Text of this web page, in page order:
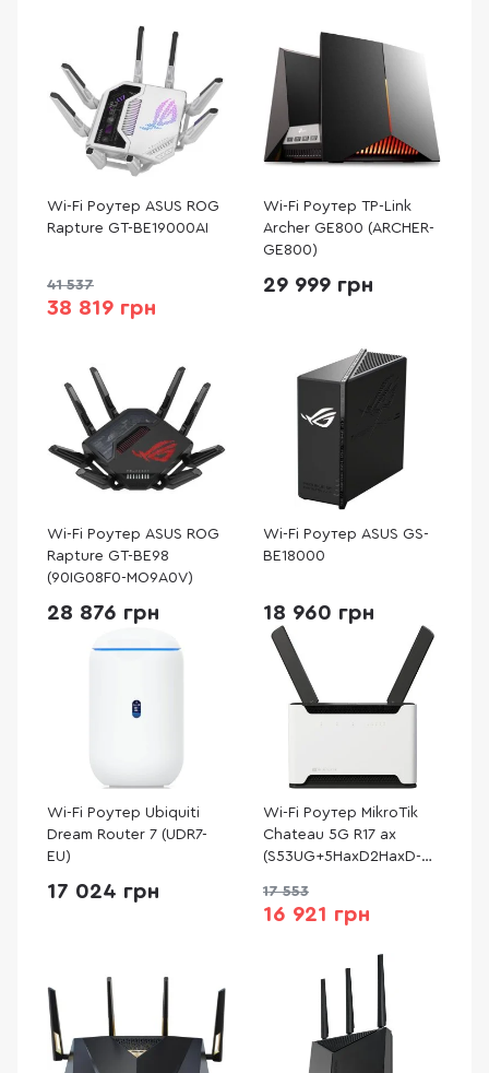
Wi-Fi Роутер ASUS ROG
Rapture GT-BE19000AI
41 537
38 819 грн
Wi-Fi Роутер TP-Link
Archer GE800 (ARCHER-
GE800)
29 999 грн
Wi-Fi Роутер ASUS ROG
Rapture GT-BE98
(90IG08F0-MO9A0V)
28 876 грн
Wi-Fi Роутер ASUS GS-
BE18000
18 960 грн
Wi-Fi Роутер Ubiquiti
Dream Router 7 (UDR7-
EU)
17 024 грн
Wi-Fi Роутер MikroTik
Chateau 5G R17 ax
(S53UG+5HaxD2HaxD-
17 553
16 921 грн